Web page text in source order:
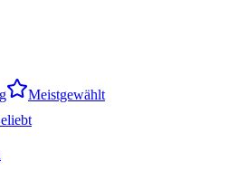
Meistgewählt